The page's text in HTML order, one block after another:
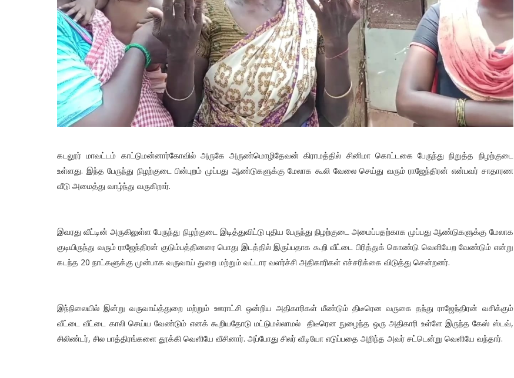
கடலூர் மாவட்டம் காட்டுமன்னார்கோவில் அருகே அருண்மொழிதேவன் கிராமத்தில் சினிமா கொட்டகை பேருந்து நிறுத்த நிழற்குடை
உள்ளது. இந்த பேருந்து நிழற்குடை பின்புறம் முப்பது ஆண்டுகளுக்கு மேலாக கூலி வேலை செய்து வரும் ராஜேந்திரன் என்பவர் சாதாரண
வீடு அமைத்து வாழ்ந்து வருகிறார்.
இவரது வீட்டின் அருகிலுள்ள பேருந்து நிழற்குடை இடித்துவிட்டு புதிய பேருந்து நிழற்குடை அமைப்பதற்காக முப்பது ஆண்டுகளுக்கு மேலாக
குடியிருந்து வரும் ராஜேந்திரன் குடும்பத்தினரை பொது இடத்தில் இருப்பதாக கூறி வீட்டை பிரித்துக் கொண்டு வெளியேற வேண்டும் என்று
கடந்த 20 நாட்களுக்கு முன்பாக வருவாய் துறை மற்றும் வட்டார வளர்ச்சி அதிகாரிகள் எச்சரிக்கை விடுத்து சென்றனர்.
இந்நிலையில் இன்று வருவாய்த்துறை மற்றும் ஊராட்சி ஒன்றிய அதிகாரிகள் மீண்டும் திடீரென வருகை தந்து ராஜேந்திரன் வசிக்கும்
வீட்டை வீட்டை காலி செய்ய வேண்டும் எனக் கூறியதோடு மட்டுமல்லாமல் திடீரென நுழைந்த ஒரு அதிகாரி உள்ளே இருந்த கேஸ் ஸ்டவ்,
சிலிண்டர், சில பாத்திரங்களை தூக்கி வெளியே வீசினார். அப்போது சிலர் வீடியோ எடுப்பதை அறிந்த அவர் சட்டென்று வெளியே வந்தார்.